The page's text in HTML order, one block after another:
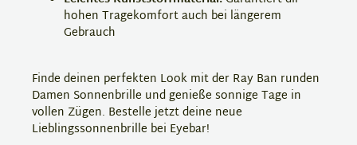
hohen Tragekomfort auch bei längerem
Gebrauch
Finde deinen perfekten Look mit der Ray Ban runden
Damen Sonnenbrille und genieße sonnige Tage in
vollen Zügen. Bestelle jetzt deine neue
Lieblingssonnenbrille bei Eyebar!